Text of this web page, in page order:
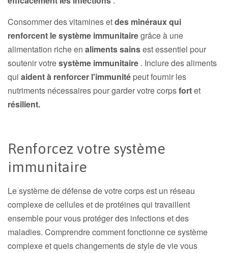
Consommer des vitamines etdes minérauxqui
renforcent le système immunitairegrâce à une
alimentation riche en aliments sainsest essentiel pour
soutenir votresystème immunitaire . Inclure des aliments
qui aident à renforcer l'immunité peut fournir les
nutriments nécessaires pour garder votre corpsfortet
résilient.
Renforcez votre système
immunitaire
Le système de défense de votre corps est un réseau
complexe de cellules et de protéines qui travaillent
ensemble pour vous protéger des infections et des
maladies. Comprendre comment fonctionne ce système
complexe et quels changements de style de vie vous